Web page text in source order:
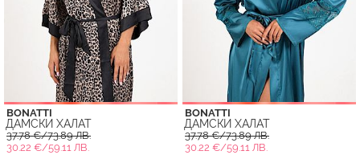
BONATTI
ДАМСКИ ХАЛАТ
37.78 €/73.89 ЛВ.
30.22 €/59.11 ЛВ.
BONATTI
ДАМСКИ ХАЛАТ
37.78 €/73.89 ЛВ.
30.22 €/59.11 ЛВ.